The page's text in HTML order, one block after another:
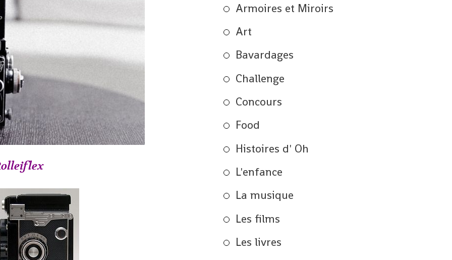
Armoires et Miroirs
Art
Bavardages
Challenge
Concours
Food
Histoires d' Oh
L'enfance
La musique
Les films
Les livres